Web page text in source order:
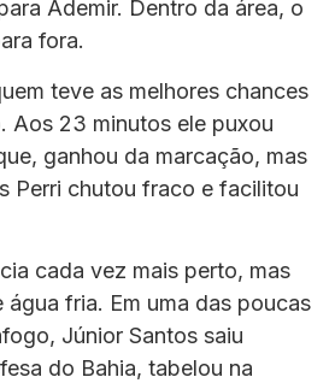
Ademir. Dentro da área, o
fora.
teve as melhores chances
Aos 23 minutos ele puxou
ganhou da marcação, mas
Perri chutou fraco e facilitou
cada vez mais perto, mas
água fria. Em uma das poucas
Júnior Santos saiu
do Bahia, tabelou na